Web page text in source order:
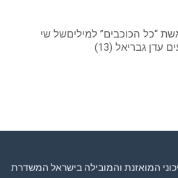
“כל הכוכבים” למיליםשל שי
עדן גבריאל (13)
המואזנת והמובילה בישראל המשדרת